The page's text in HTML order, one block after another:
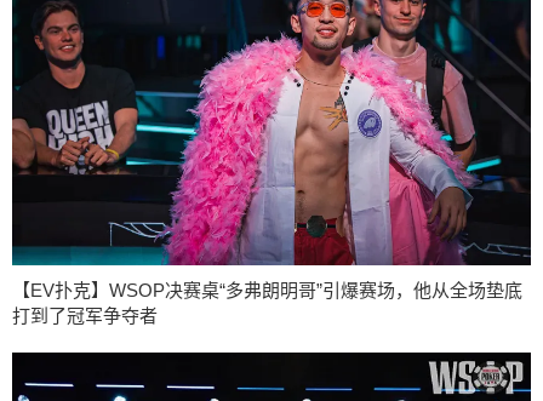
【EV扑克】WSOP决赛桌“多弗朗明哥”引爆赛场，他从全场垫底
打到了冠军争夺者